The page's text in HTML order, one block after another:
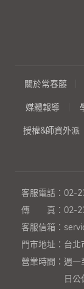
關於常春藤
媒體報導
授權&師資外派
客服電話： 02-
傳 真： 02-
客服信箱：
門市地址： 台北
營業時間： 週一
日公